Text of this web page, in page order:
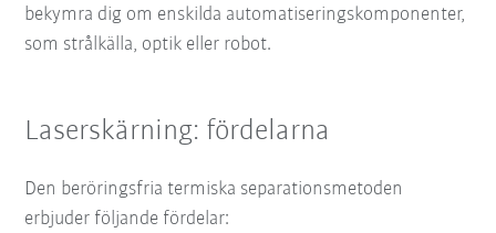
bekymra dig om enskilda automatiseringskomponenter,
som strålkälla, optik eller robot.
Laserskärning: fördelarna
Den beröringsfria termiska separationsmetoden
erbjuder följande fördelar: